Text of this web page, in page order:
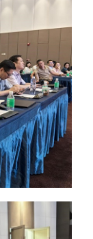
单细胞
分子
类器官
创新
创新药物
微生